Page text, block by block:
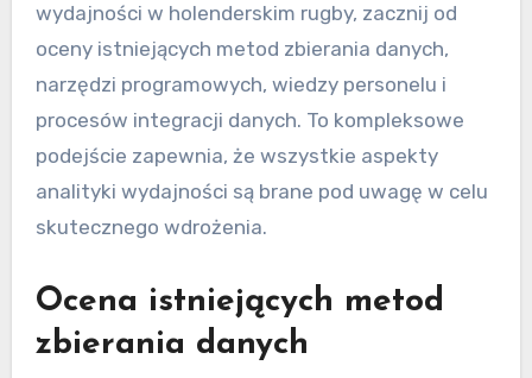
wydajności w holenderskim rugby, zacznij od
oceny istniejących metod zbierania danych,
narzędzi programowych, wiedzy personelu i
procesów integracji danych. To kompleksowe
podejście zapewnia, że wszystkie aspekty
analityki wydajności są brane pod uwagę w celu
skutecznego wdrożenia.
Ocena istniejących metod
zbierania danych